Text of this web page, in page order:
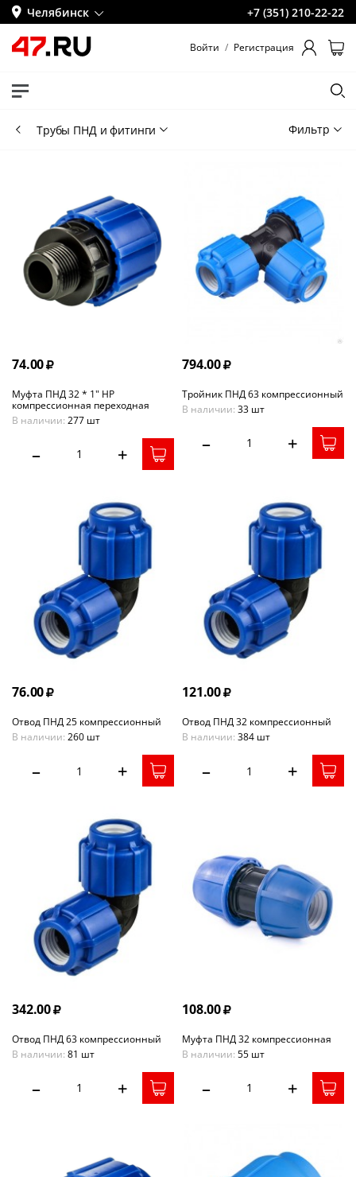
Челябинск +7 (351) 210-22-22
Войти / Регистрация
Трубы ПНД и фитинги Фильтр
74.00
Муфта ПНД 32 * 1" НР
компрессионная переходная
В наличии: 277 шт
– +
794.00
Тройник ПНД 63 компрессионный
В наличии: 33 шт
– +
76.00
Отвод ПНД 25 компрессионный
В наличии: 260 шт
– +
121.00
Отвод ПНД 32 компрессионный
В наличии: 384 шт
– +
342.00
Отвод ПНД 63 компрессионный
В наличии: 81 шт
– +
108.00
Муфта ПНД 32 компрессионная
В наличии: 55 шт
– +